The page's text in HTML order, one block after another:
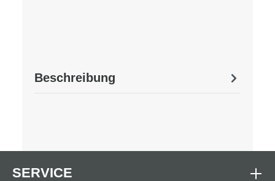
Beschreibung
SERVICE